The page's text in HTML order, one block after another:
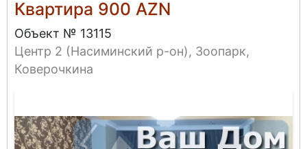
Квартира 900 AZN
Объект № 13115
Центр 2 (Насиминский р-он), Зоопарк,
Коверочкина